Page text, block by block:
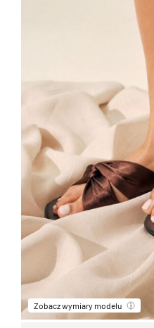
Zobacz wymiary modelu